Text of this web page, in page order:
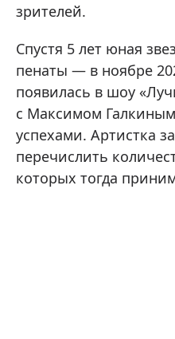
зрителей.
Спустя 5 лет юная
пенаты — в ноябре
появилась в шоу
с Максимом
успехами. Артистка
перечислить
которых тогда